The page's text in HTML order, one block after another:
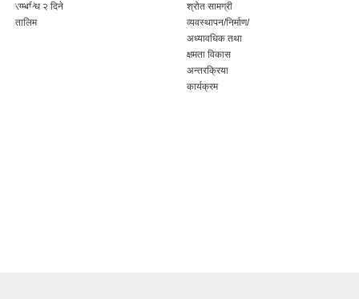
सम्बन्धि २ दिने
तालिम
श्रोत सामग्री
व्यवस्थापन/निर्माण/
अध्यावधिक तथा
क्षमता विकास
अन्तरक्रिया
कार्यक्रम